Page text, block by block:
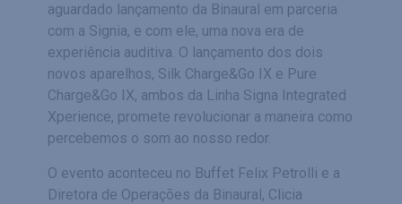
aguardado lançamento da Binaural em parceria
com a Signia, e com ele, uma nova era de
experiência auditiva. O lançamento dos dois
novos aparelhos, Silk Charge&Go IX e Pure
Charge&Go IX, ambos da Linha Signa Integrated
Xperience, promete revolucionar a maneira como
percebemos o som ao nosso redor.
O evento aconteceu no Buffet Felix Petrolli e a
Diretora de Operações da Binaural, Clicia